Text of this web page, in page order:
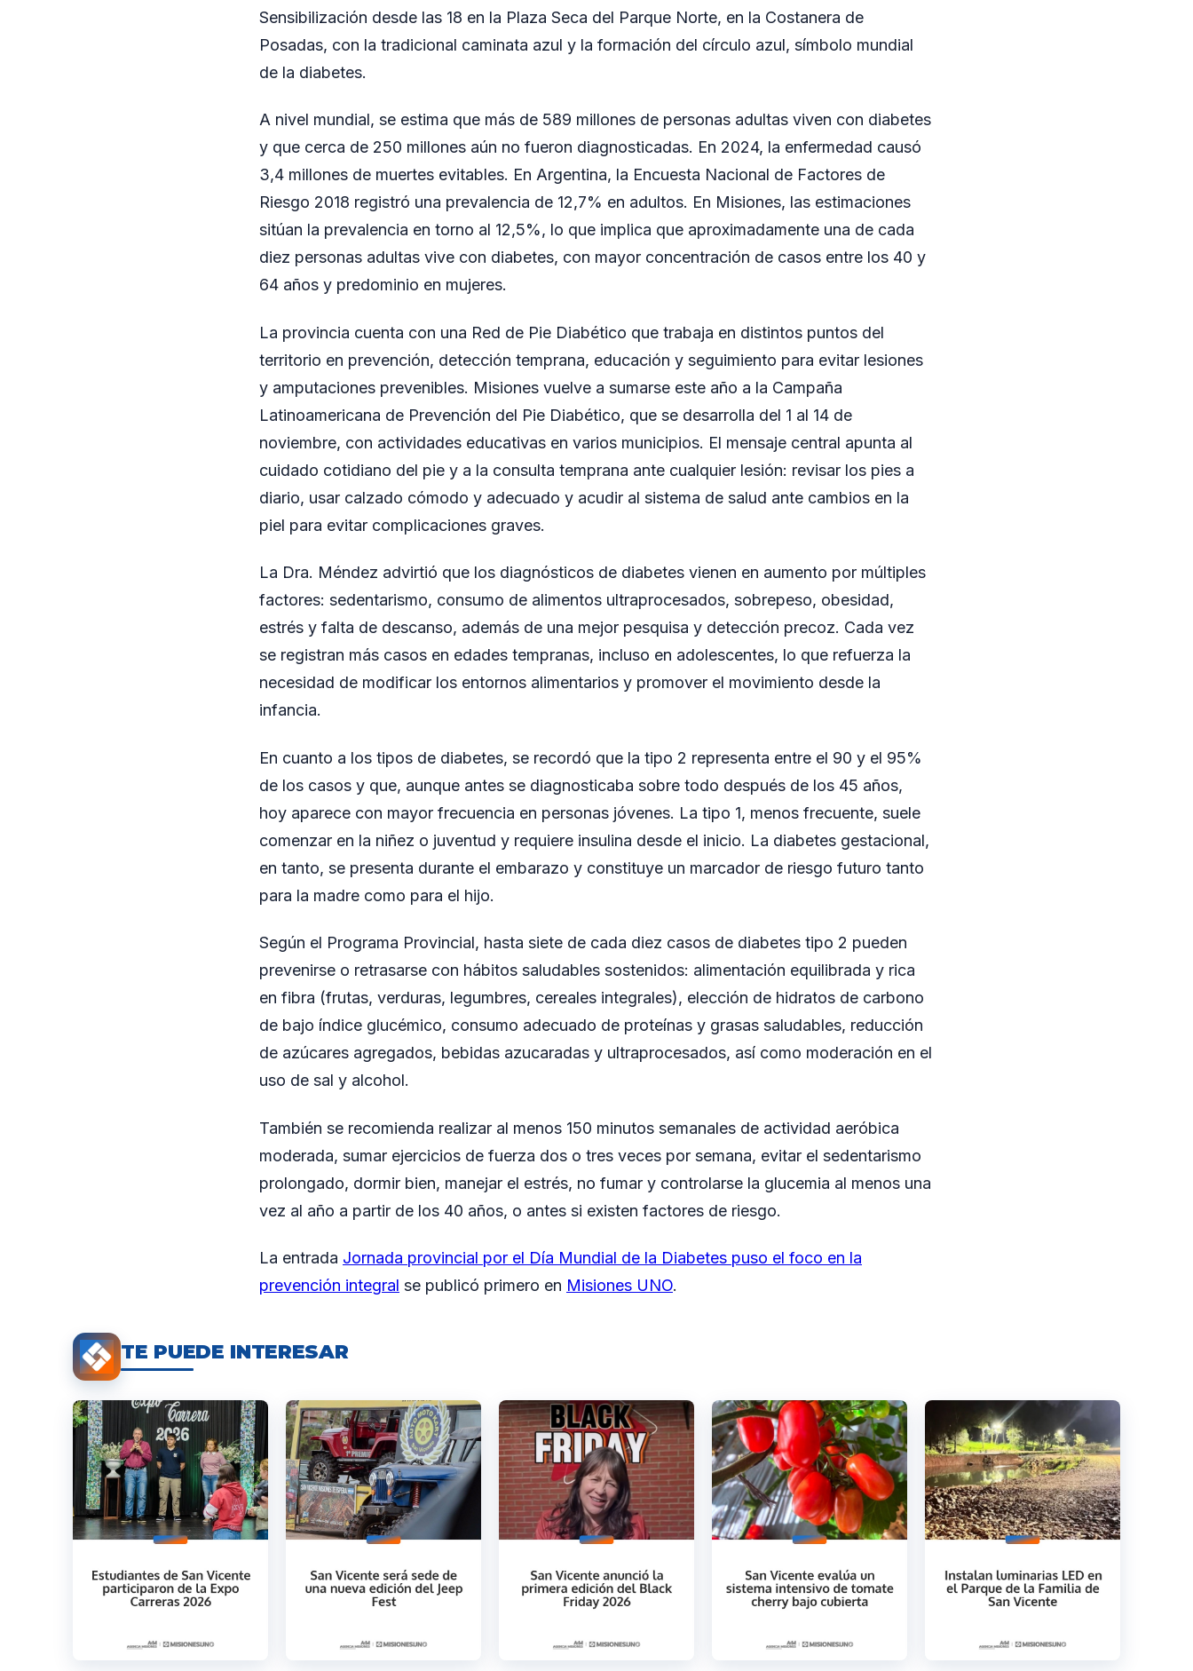
Sensibilización desde las 18 en la Plaza Seca del Parque Norte, en la Costanera de
Posadas, con la tradicional caminata azul y la formación del círculo azul, símbolo mundial
de la diabetes.
A nivel mundial, se estima que más de 589 millones de personas adultas viven con diabetes
y que cerca de 250 millones aún no fueron diagnosticadas. En 2024, la enfermedad causó
3,4 millones de muertes evitables. En Argentina, la Encuesta Nacional de Factores de
Riesgo 2018 registró una prevalencia de 12,7% en adultos. En Misiones, las estimaciones
sitúan la prevalencia en torno al 12,5%, lo que implica que aproximadamente una de cada
diez personas adultas vive con diabetes, con mayor concentración de casos entre los 40 y
64 años y predominio en mujeres.
La provincia cuenta con una Red de Pie Diabético que trabaja en distintos puntos del
territorio en prevención, detección temprana, educación y seguimiento para evitar lesiones
y amputaciones prevenibles. Misiones vuelve a sumarse este año a la Campaña
Latinoamericana de Prevención del Pie Diabético, que se desarrolla del 1 al 14 de
noviembre, con actividades educativas en varios municipios. El mensaje central apunta al
cuidado cotidiano del pie y a la consulta temprana ante cualquier lesión: revisar los pies a
diario, usar calzado cómodo y adecuado y acudir al sistema de salud ante cambios en la
piel para evitar complicaciones graves.
La Dra. Méndez advirtió que los diagnósticos de diabetes vienen en aumento por múltiples
factores: sedentarismo, consumo de alimentos ultraprocesados, sobrepeso, obesidad,
estrés y falta de descanso, además de una mejor pesquisa y detección precoz. Cada vez
se registran más casos en edades tempranas, incluso en adolescentes, lo que refuerza la
necesidad de modificar los entornos alimentarios y promover el movimiento desde la
infancia.
En cuanto a los tipos de diabetes, se recordó que la tipo 2 representa entre el 90 y el 95%
de los casos y que, aunque antes se diagnosticaba sobre todo después de los 45 años,
hoy aparece con mayor frecuencia en personas jóvenes. La tipo 1, menos frecuente, suele
comenzar en la niñez o juventud y requiere insulina desde el inicio. La diabetes gestacional,
en tanto, se presenta durante el embarazo y constituye un marcador de riesgo futuro tanto
para la madre como para el hijo.
Según el Programa Provincial, hasta siete de cada diez casos de diabetes tipo 2 pueden
prevenirse o retrasarse con hábitos saludables sostenidos: alimentación equilibrada y rica
en fibra (frutas, verduras, legumbres, cereales integrales), elección de hidratos de carbono
de bajo índice glucémico, consumo adecuado de proteínas y grasas saludables, reducción
de azúcares agregados, bebidas azucaradas y ultraprocesados, así como moderación en el
uso de sal y alcohol.
También se recomienda realizar al menos 150 minutos semanales de actividad aeróbica
moderada, sumar ejercicios de fuerza dos o tres veces por semana, evitar el sedentarismo
prolongado, dormir bien, manejar el estrés, no fumar y controlarse la glucemia al menos una
vez al año a partir de los 40 años, o antes si existen factores de riesgo.
La entrada Jornada provincial por el Día Mundial de la Diabetes puso el foco en la
prevención integral se publicó primero en Misiones UNO.
TE PUEDE INTERESAR